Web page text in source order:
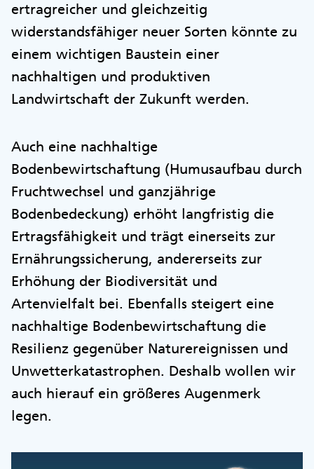
ertragreicher und gleichzeitig
widerstandsfähiger neuer Sorten könnte zu
einem wichtigen Baustein einer
nachhaltigen und produktiven
Landwirtschaft der Zukunft werden.
Auch eine nachhaltige
Bodenbewirtschaftung (Humusaufbau durch
Fruchtwechsel und ganzjährige
Bodenbedeckung) erhöht langfristig die
Ertragsfähigkeit und trägt einerseits zur
Ernährungssicherung, andererseits zur
Erhöhung der Biodiversität und
Artenvielfalt bei. Ebenfalls steigert eine
nachhaltige Bodenbewirtschaftung die
Resilienz gegenüber Naturereignissen und
Unwetterkatastrophen. Deshalb wollen wir
auch hierauf ein größeres Augenmerk
legen.